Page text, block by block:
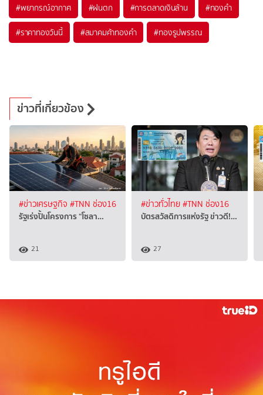
#พยากรณ์อากาศ #ฝนตก #การตลาดเงินล้าน #ทองคำ
#ราคาทองวันนี้ #สมาคมค้าทองคำ #ทองรูปพรรณ
ข่าวที่เกี่ยวข้อง
#ข่าวเศรษฐกิจ #TNN ช่อง16
รัฐเร่งปั้นโครงการ “โซลา…
21
#ข่าวทั่วไทย#TNN ช่อง16
บัตรสวัสดิการแห่งรัฐ ข่าวดี!…
27